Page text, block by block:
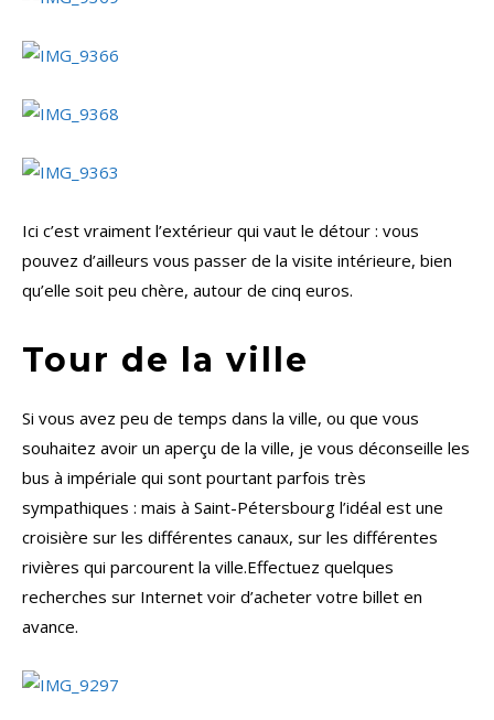
Ici c’est vraiment l’extérieur qui vaut le détour : vous
pouvez d’ailleurs vous passer de la visite intérieure, bien
qu’elle soit peu chère, autour de cinq euros.
Tour de la ville
Si vous avez peu de temps dans la ville, ou que vous
souhaitez avoir un aperçu de la ville, je vous déconseille les
bus à impériale qui sont pourtant parfois très
sympathiques : mais à Saint-Pétersbourg l’idéal est une
croisière sur les différentes canaux, sur les différentes
rivières qui parcourent la ville.Effectuez quelques
recherches sur Internet voir d’acheter votre billet en
avance.